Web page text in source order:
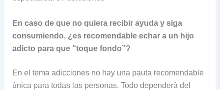
En caso de que no quiera recibir ayuda y siga
consumiendo, ¿es recomendable echar a un hijo
adicto para que “toque fondo”?
En el tema adicciones no hay una pauta recomendable
única para todas las personas. Todo dependerá del